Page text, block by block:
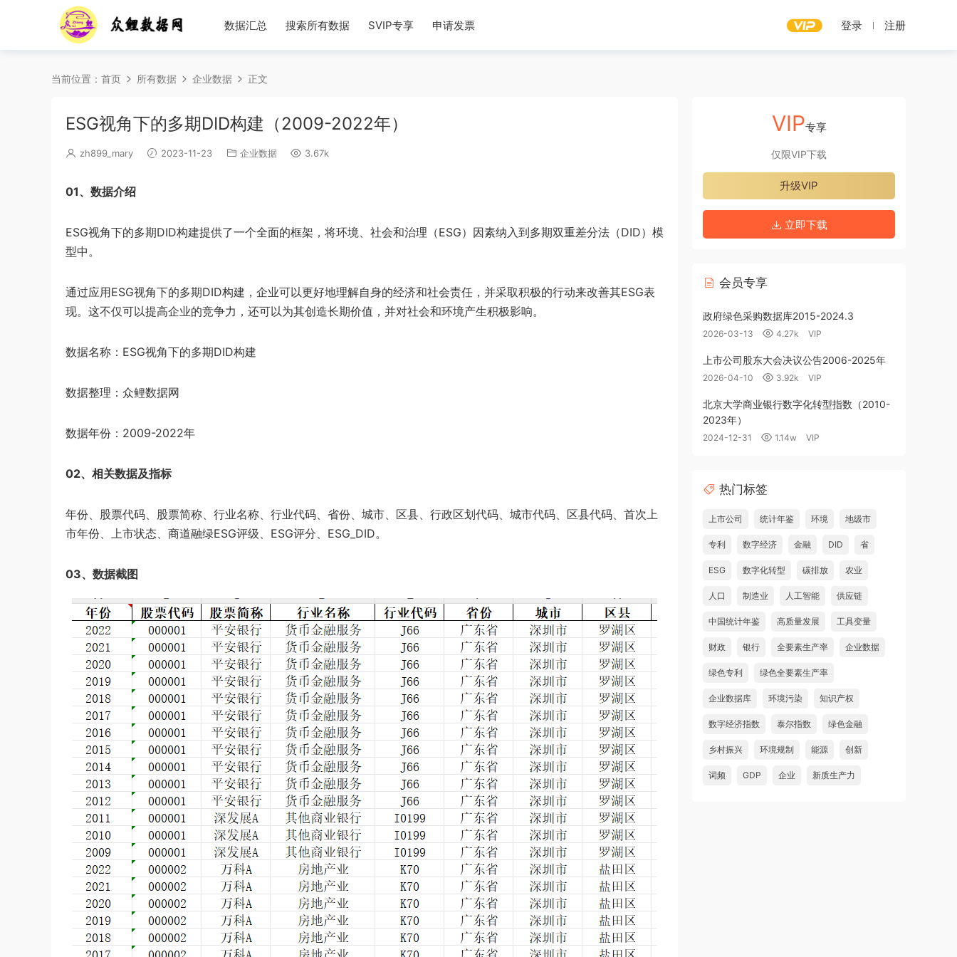
数据汇总 搜索所有数据 SVIP专享 申请发票 登录 注册
当前位置： 首页 所有数据 企业数据 正文
ESG视角下的多期DID构建（2009-2022年）
zh899_mary 2023-11-23 企业数据 3.67k
01、数据介绍
ESG视角下的多期DID构建提供了一个全面的框架，将环境、社会和治理（ESG）因素纳入到多期双重差分法（DID）模
型中。
通过应用ESG视角下的多期DID构建，企业可以更好地理解自身的经济和社会责任，并采取积极的行动来改善其ESG表
现。这不仅可以提高企业的竞争力，还可以为其创造长期价值，并对社会和环境产生积极影响。
数据名称：ESG视角下的多期DID构建
数据整理：众鲤数据网
数据年份：2009-2022年
02、相关数据及指标
年份、股票代码、股票简称、行业名称、行业代码、省份、城市、区县、行政区划代码、城市代码、区县代码、首次上
市年份、上市状态、商道融绿ESG评级、ESG评分、ESG_DID。
03、数据截图
VIP专享
仅限VIP下载
升级VIP
立即下载
会员专享
政府绿色采购数据库2015-2024.3
2026-03-13 4.27k VIP
上市公司股东大会决议公告2006-2025年
2026-04-10 3.92k VIP
北京大学商业银行数字化转型指数（2010-
2023年）
2024-12-31 1.14w VIP
热门标签
上市公司 统计年鉴 环境 地级市
专利 数字经济 金融 DID 省
ESG 数字化转型 碳排放 农业
人口 制造业 人工智能 供应链
中国统计年鉴 高质量发展 工具变量
财政 银行 全要素生产率 企业数据
绿色专利 绿色全要素生产率
企业数据库 环境污染 知识产权
数字经济指数 泰尔指数 绿色金融
乡村振兴 环境规制 能源 创新
词频 GDP 企业 新质生产力